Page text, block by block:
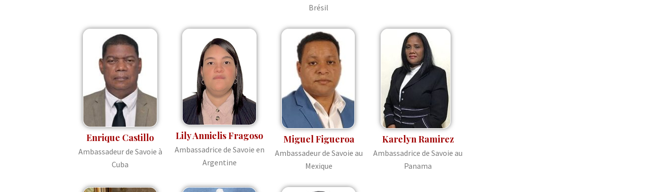
Brésil
Enrique Castillo
Ambassadeur de Savoie à
Cuba
Lily Annielis Fragoso
Ambassadrice de Savoie en
Argentine
Miguel Figueroa
Ambassadeur de Savoie au
Mexique
Karelyn Ramirez
Ambassadrice de Savoie au
Panama